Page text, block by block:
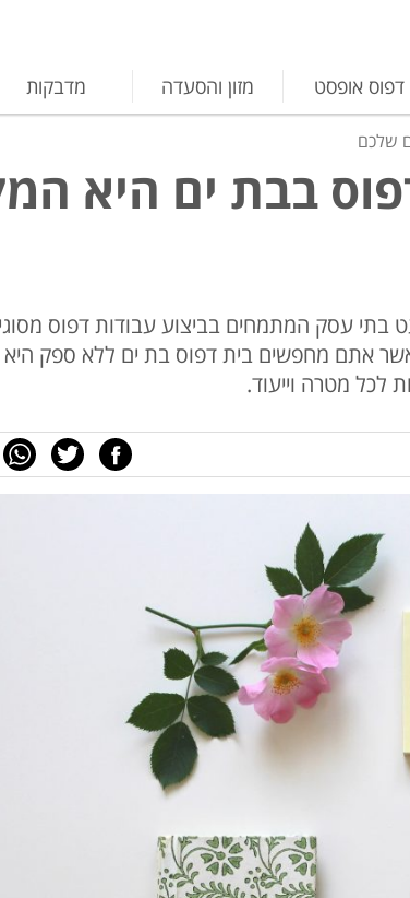
דפוס אופסט מזון והסעדה מדבקות
שלכם
בבת ים היא
בתי עסק המתמחים בביצוע עבודות דפוס
אתם מחפשים בית דפוס בת ים ללא ספק
לכל מטרה וייעוד.